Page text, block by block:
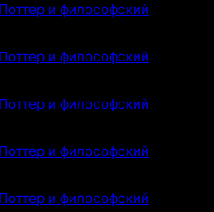
и философский
и философский
и философский
и философский
и философский